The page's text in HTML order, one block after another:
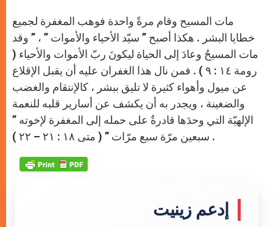
مات المسيح وقام مرةً واحدة فوهب المغفرة لجميع
خطايا البشر . هكذا أصبح ” سيّد الأحياء والأموات ” ، ” وقد
مات المسيحُ وعادَ إلى الحياة ليكونَ ربّ الأموات والأحياء (
رومة ١٤ : ٩ ) . فمن نال هذا الغفران عليه أن يقبل الإقلاع
عن ميول وأهواء كثيرة لا تليق ببشر ، كالإنتقام والغضب
والضغينة ، ويجدر به أن يكشف عن أسارير قلبه للنعمة
الإلهيّة التي وحدَها قادرةٌ على حمله إلى المغفرة لإخوته ”
سبعين مرّة سبع مرّات ” ( متى ١٨ : ٢١ – ٢٢ ) .
إدعم زينيت